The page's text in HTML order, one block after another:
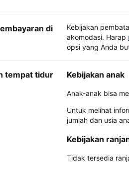
di
Kebijakan
akomodasi. Harap
opsi yang Anda
tempat tidur Kebijakan anak
Anak-anak bisa
Untuk melihat
jumlah dan usia
Kebijakan
Tidak tersedia